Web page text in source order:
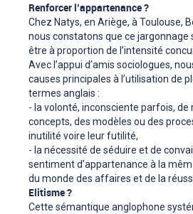
Renforcer l’appartenance ?
Chez Natys, en Ariège, à Toulouse,
nous constatons que ce jargonnage
être à proportion de l’intensité
Avec l’appui d’amis sociologues,
causes principales à l’utilisation de
termes anglais :
- la volonté, inconsciente parfois,
concepts, des modèles ou des
inutilité voire leur futilité,
- la nécessité de séduire et de
sentiment d’appartenance à la
du monde des affaires et de la
Elitisme ?
Cette sémantique anglophone